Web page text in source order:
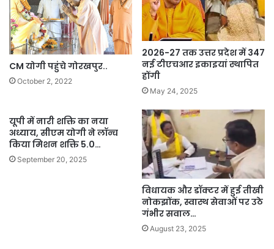
CM योगी पहुंचे गोरखपुर..
October 2, 2022
2026-27 तक उत्तर प्रदेश में 347
नई टीएचआर इकाइयां स्थापित
होंगी
May 24, 2025
यूपी में नारी शक्ति का नया
अध्याय, सीएम योगी ने लॉन्च
किया मिशन शक्ति 5.0…
September 20, 2025
विधायक और डॉक्टर में हुई तीखी
नोकझोंक, स्वास्थ सेवाओं पर उठे
गंभीर सवाल…
August 23, 2025